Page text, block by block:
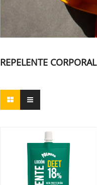
REPELENTE CORPORAL